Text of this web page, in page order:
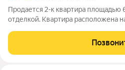
Продается 2-к квартира площадью
отделкой. Квартира расположена
планировки, безопасные зелёные
спортивные площадки. Панорамные